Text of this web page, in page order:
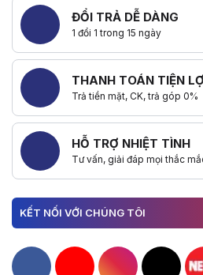
ĐỔI TRẢ DỄ DÀNG
1 đổi 1 trong 15 ngày
THANH TOÁN TIỆN
Trả tiền mặt, CK, trả góp 0%
HỖ TRỢ NHIỆT TÌNH
Tư vấn, giải đáp mọi thắc
KẾT NỐI VỚI CHÚNG TÔI